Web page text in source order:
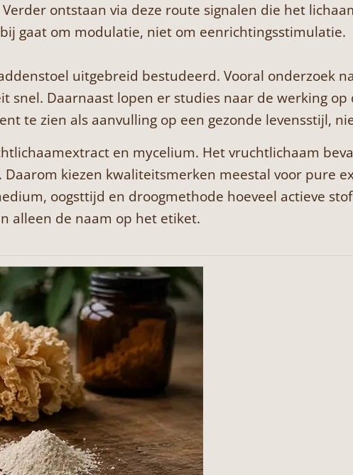
ontstaan via deze route signalen die het
gaat om modulatie, niet om eenrichtingsstimulatie.
uitgebreid bestudeerd. Vooral onderzoek
snel. Daarnaast lopen er studies naar de werking
te zien als aanvulling op een gezonde levensstijl,
en mycelium. Het vruchtlichaam
kiezen kwaliteitsmerken meestal voor pure
oogsttijd en droogmethode hoeveel actieve
alleen de naam op het etiket.